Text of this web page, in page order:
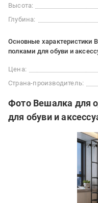
Высота:
Глубина:
Основные характеристики
полками для обуви и
Цена:
Страна-производитель:
Фото Вешалка для
для обуви и